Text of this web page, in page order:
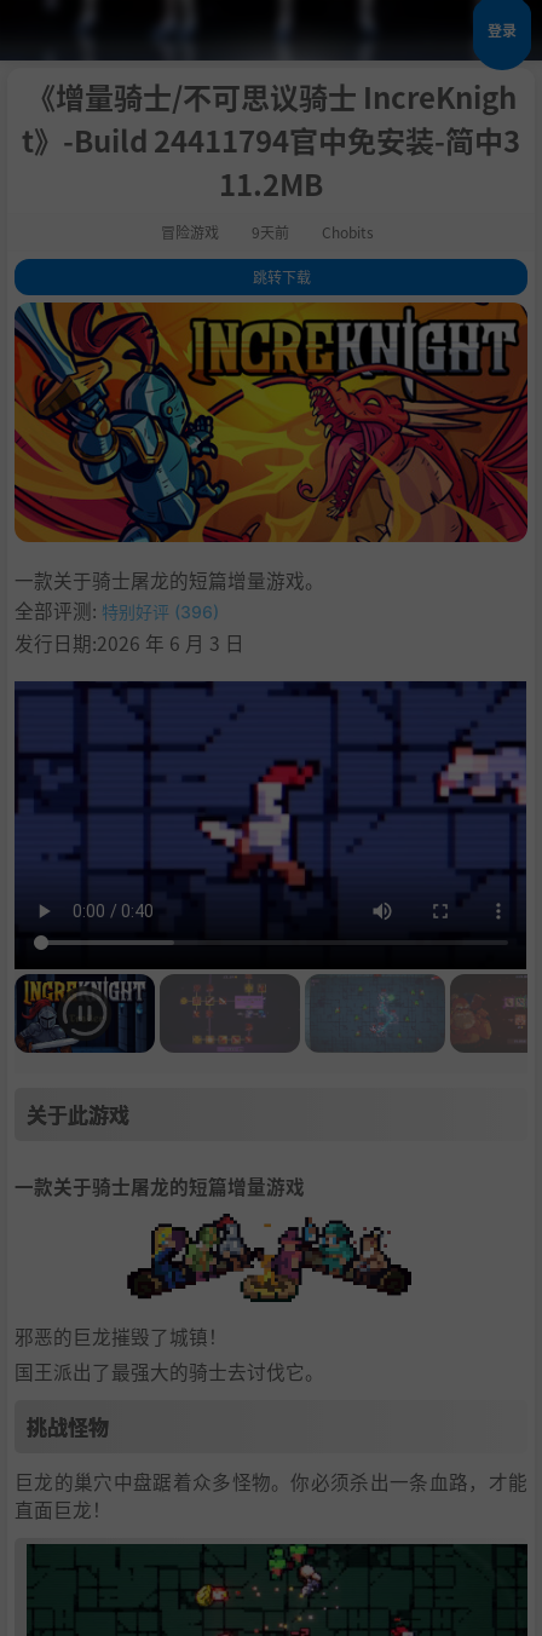
登录
《增量骑士/不可思议骑士 IncreKnigh
t》-Build 24411794官中免安装-简中3
11.2MB
冒险游戏 9天前 Chobits
跳转下载
1.关于此游戏
2.挑战怪物
.
4.购买升级
.施放法术
6.
7.系统需求
8.支持作者
一款关于骑士屠龙的短篇增量游戏。
全部评测: 特别好评 (396)
发行日期:2026 年 6 月 3 日
关于此游戏
一款关于骑士屠龙的短篇增量游戏
邪恶的巨龙摧毁了城镇！
国王派出了最强大的骑士去讨伐它。
挑战怪物
巨龙的巢穴中盘踞着众多怪物。你必须杀出一条血路，才能
直面巨龙！